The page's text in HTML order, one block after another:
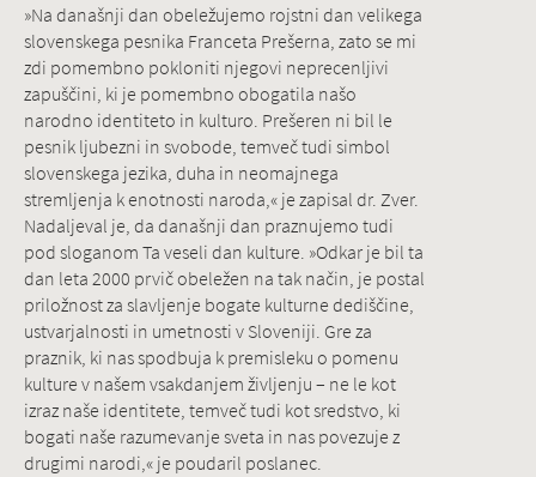
»Na današnji dan obeležujemo rojstni dan velikega
slovenskega pesnika Franceta Prešerna, zato se mi
zdi pomembno pokloniti njegovi neprecenljivi
zapuščini, ki je pomembno obogatila našo
narodno identiteto in kulturo. Prešeren ni bil le
pesnik ljubezni in svobode, temveč tudi simbol
slovenskega jezika, duha in neomajnega
stremljenja k enotnosti naroda,« je zapisal dr. Zver.
Nadaljeval je, da današnji dan praznujemo tudi
pod sloganom Ta veseli dan kulture. »Odkar je bil ta
dan leta 2000 prvič obeležen na tak način, je postal
priložnost za slavljenje bogate kulturne dediščine,
ustvarjalnosti in umetnosti v Sloveniji. Gre za
praznik, ki nas spodbuja k premisleku o pomenu
kulture v našem vsakdanjem življenju – ne le kot
izraz naše identitete, temveč tudi kot sredstvo, ki
bogati naše razumevanje sveta in nas povezuje z
drugimi narodi,« je poudaril poslanec.